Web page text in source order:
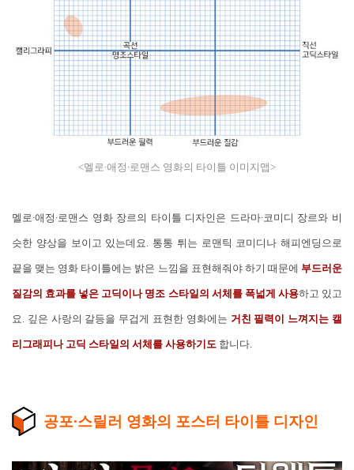
<멜로∙애정∙로맨스 영화의 타이틀 이미지맵>
멜로∙애정∙로맨스 영화 장르의 타이틀 디자인은 드라마∙코미디 장르와 비
슷한 양상을 보이고 있는데요. 통통 튀는 로맨틱 코미디나 해피엔딩으로
끝을 맺는 영화 타이틀에는 밝은 느낌을 표현해줘야 하기 때문에 부드러운
질감의 효과를 넣은 고딕이나 명조 스타일의 서체를 폭넓게 사용하고 있고
요. 깊은 사랑의 갈등을 무겁게 표현한 영화에는 거친 필력이 느껴지는 캘
리그래피나 고딕 스타일의 서체를 사용하기도 합니다.
공포∙스릴러 영화의 포스터 타이틀 디자인